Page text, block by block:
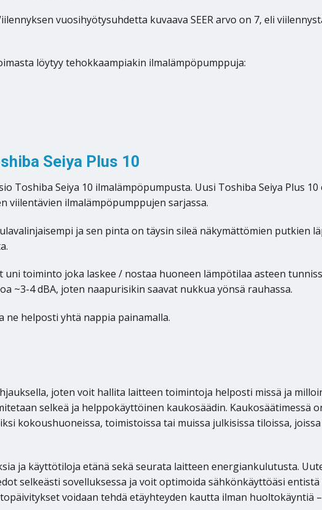
vuosihyötysuhdetta kuvaava SEER arvo on 7, eli
löytyy tehokkaampiakin ilmalämpöpumppuja:
Seiya Plus 10
Toshiba Seiya 10 ilmalämpöpumpusta. Uusi Toshiba Seiya Plus
viilentävien ilmalämpöpumppujen sarjassa.
ja sen pinta on täysin sileä näkymättömien putkien
toiminto joka laskee / nostaa huoneen lämpötilaa asteen
~3-4 dBA, joten naapurisikin saavat nukkua yönsä rauhassa.
helposti yhtä nappia painamalla.
joten voit hallita laitteen toimintoja helposti missä ja
selkeä ja helppokäyttöinen kaukosäädin. Kaukosäätimessä
kokoushuoneissa, toimistoissa tai muissa julkisissa tiloissa,
ja käyttötiloja etänä sekä seurata laitteen energiankulutusta.
selkeästi sovelluksessa ja voit optimoida sähkönkäyttöäsi
voidaan tehdä etäyhteyden kautta ilman huoltokäyntiä